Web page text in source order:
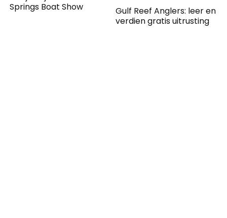
Springs Boat Show
Gulf Reef Anglers: leer en
verdien gratis uitrusting